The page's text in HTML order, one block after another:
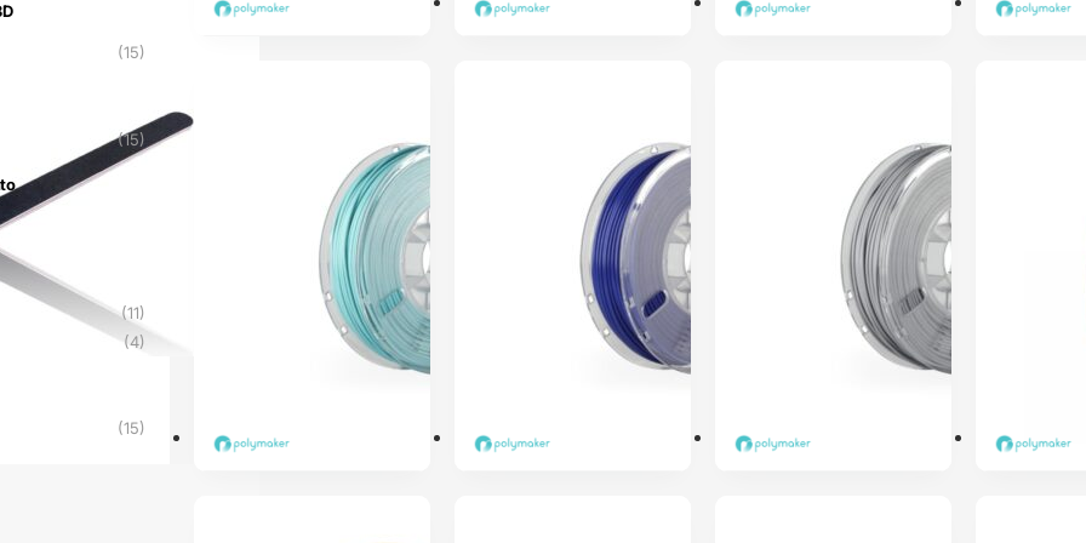
750g Teal –
44,95
750g Blue –
Polymaker
44,95
(15)
(15)
(11)
(4)
(15)